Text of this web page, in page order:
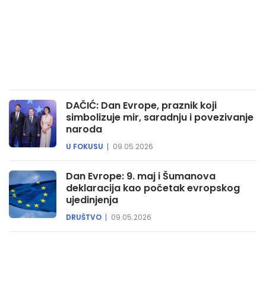
DAČIĆ: Dan Evrope, praznik koji
simbolizuje mir, saradnju i povezivanje
naroda
U FOKUSU 09.05.2026
Dan Evrope: 9. maj i Šumanova
deklaracija kao početak evropskog
ujedinjenja
DRUŠTVO 09.05.2026